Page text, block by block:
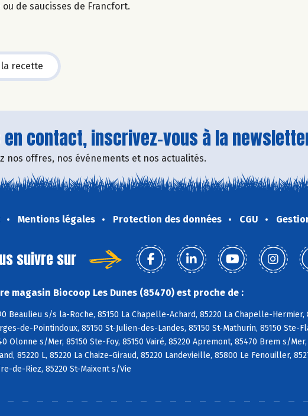
de saucisses de Francfort.
recette
en contact, inscrivez-vous à la
nos offres, nos événements et nos actualités.
Mentions légales Protection des données CGU
suivre sur
magasin Biocoop Les Dunes (85470) est proche de :
Beaulieu s/s la-Roche, 85150 La Chapelle-Achard, 85220 La Chapelle-Hermier,
de-Pointindoux, 85150 St-Julien-des-Landes, 85150 St-Mathurin, 85150 Ste-
Olonne s/Mer, 85150 Ste-Foy, 85150 Vairé, 85220 Apremont, 85470 Brem s/
85220 L, 85220 La Chaize-Giraud, 85220 Landevieille, 85800 Le Fenouiller,
de-Riez, 85220 St-Maixent s/Vie